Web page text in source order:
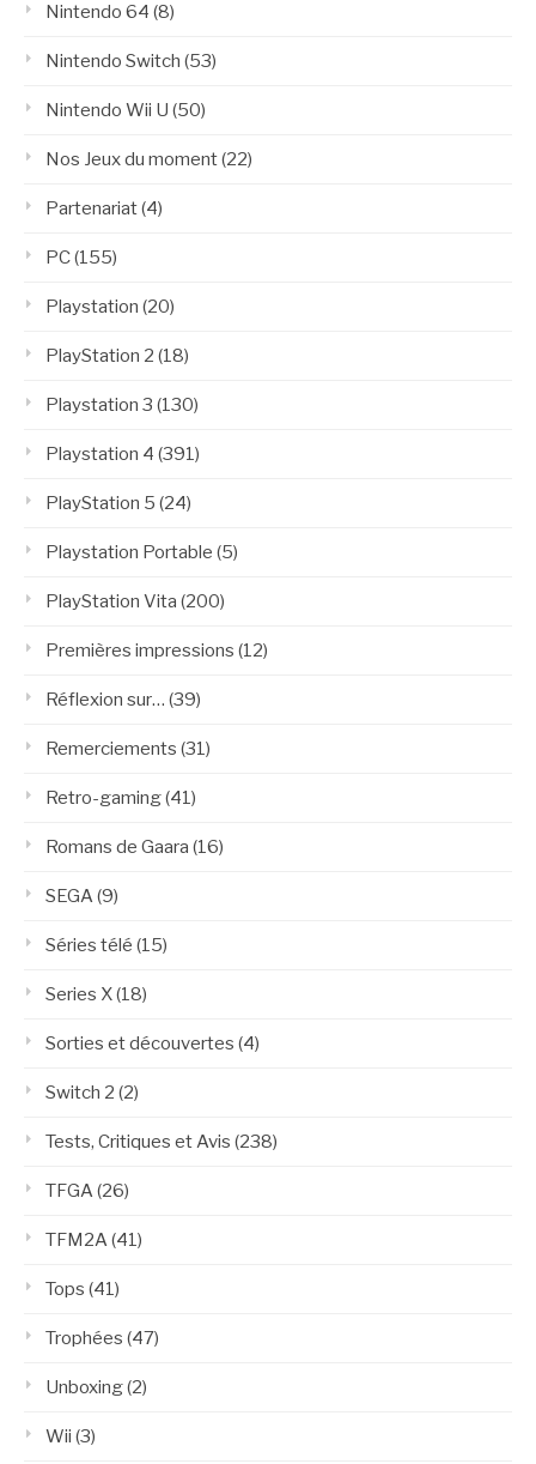
Nintendo 64 (8)
Nintendo Switch (53)
Nintendo Wii U (50)
Nos Jeux du moment(22)
Partenariat(4)
PC(155)
Playstation (20)
PlayStation 2 (18)
Playstation 3 (130)
Playstation 4 (391)
PlayStation 5 (24)
Playstation Portable (5)
PlayStation Vita (200)
Premières impressions (12)
Réflexion sur… (39)
Remerciements (31)
Retro-gaming(41)
Romans de Gaara (16)
SEGA(9)
Séries télé (15)
Series X(18)
Sorties et découvertes (4)
Switch 2 (2)
Tests, Critiques et Avis (238)
TFGA(26)
TFM2A(41)
Tops (41)
Trophées (47)
Unboxing(2)
Wii (3)